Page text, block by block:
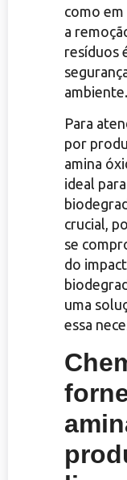
como em
a
resíduos
ambiente.
Para
por
amina
ideal
crucial,
se
do
uma
essa